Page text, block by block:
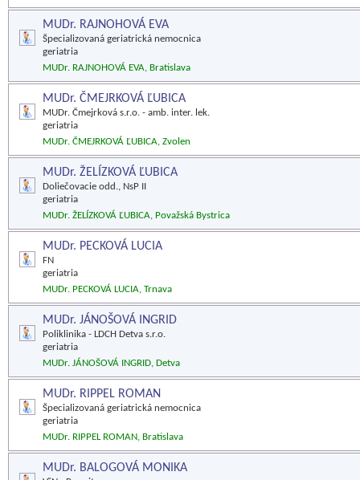
MUDr. RAJNOHOVÁ EVA
Špecializovaná geriatrická nemocnica
geriatria
MUDr. RAJNOHOVÁ EVA, Bratislava
MUDr. ČMEJRKOVÁ ĽUBICA
MUDr. Čmejrková s.r.o. - amb. inter. lek.
geriatria
MUDr. ČMEJRKOVÁ ĽUBICA, Zvolen
MUDr. ŽELÍZKOVÁ ĽUBICA
Doliečovacie odd., NsP II
geriatria
MUDr. ŽELÍZKOVÁ ĽUBICA, Považská Bystrica
MUDr. PECKOVÁ LUCIA
FN
geriatria
MUDr. PECKOVÁ LUCIA, Trnava
MUDr. JÁNOŠOVÁ INGRID
Poliklinika - LDCH Detva s.r.o.
geriatria
MUDr. JÁNOŠOVÁ INGRID, Detva
MUDr. RIPPEL ROMAN
Špecializovaná geriatrická nemocnica
geriatria
MUDr. RIPPEL ROMAN, Bratislava
MUDr. BALOGOVÁ MONIKA